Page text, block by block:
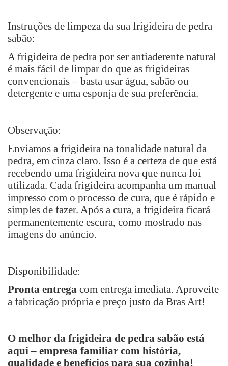
Instruções de limpeza da sua frigideira de pedra
sabão:
A frigideira de pedra por ser antiaderente natural
é mais fácil de limpar do que as frigideiras
convencionais – basta usar água, sabão ou
detergente e uma esponja de sua preferência.
Observação:
Enviamos a frigideira na tonalidade natural da
pedra, em cinza claro. Isso é a certeza de que está
recebendo uma frigideira nova que nunca foi
utilizada. Cada frigideira acompanha um manual
impresso com o processo de cura, que é rápido e
simples de fazer. Após a cura, a frigideira ficará
permanentemente escura, como mostrado nas
imagens do anúncio.
Disponibilidade:
Pronta entrega com entrega imediata. Aproveite
a fabricação própria e preço justo da Bras Art!
O melhor da frigideira de pedra sabão está
aqui – empresa familiar com história,
qualidade e benefícios para sua cozinha!